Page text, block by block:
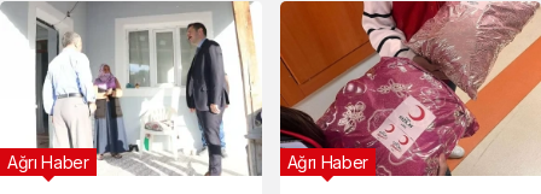
Ağrı Haber Ağrı Haber